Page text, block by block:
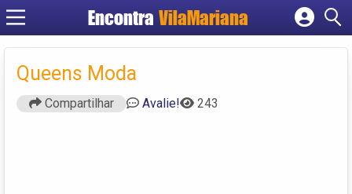
EncontraVilaMariana
Cadastrar empresa
Queens Moda
Compartilhar Avalie! 243